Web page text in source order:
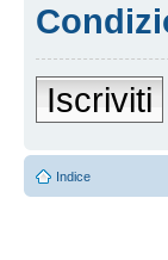
Iscriviti
Indice